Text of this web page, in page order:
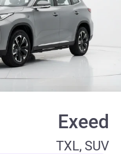
Exeed
TXL, SUV